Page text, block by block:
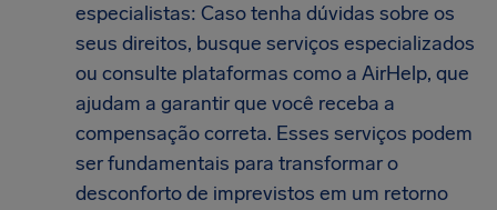
especialistas: Caso tenha dúvidas sobre os
seus direitos, busque serviços especializados
ou consulte plataformas como a AirHelp, que
ajudam a garantir que você receba a
compensação correta. Esses serviços podem
ser fundamentais para transformar o
desconforto de imprevistos em um retorno